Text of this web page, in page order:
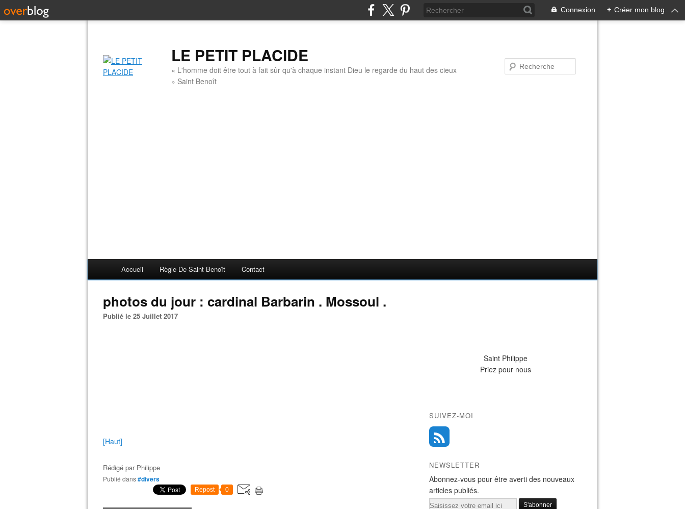
Connexion + Créer mon blog
LE PETIT PLACIDE
« L'homme doit être tout à fait sûr qu'à chaque instant Dieu le regarde du haut des cieux
» Saint Benoît
Accueil Règle De Saint Benoît Contact
photos du jour : cardinal Barbarin . Mossoul .
Publié le 25 Juillet 2017
[Haut]
Rédigé par Philippe
Publié dans#divers
Repost 0
Saint Philippe
Priez pour nous
SUIVEZ-MOI
NEWSLETTER
Abonnez-vous pour être averti des nouveaux
articles publiés.
Email